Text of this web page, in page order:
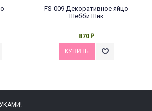
FS-009 Декоративное яйцо
Шебби Шик
870 ₽